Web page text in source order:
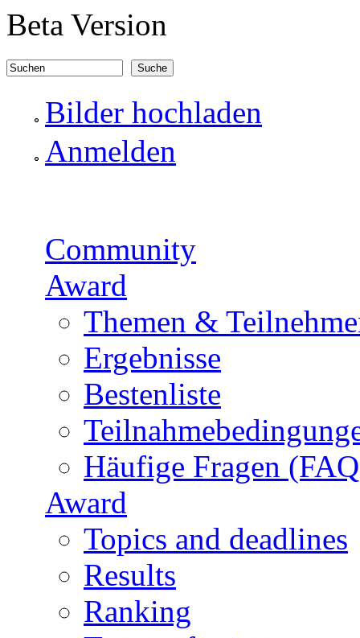
Direkt zum Inhalt
Beta Version
Suchformular
Bilder hochladen
Anmelden
Community
Award
Themen &
Ergebnisse
Bestenliste
Häufige Fragen
Award
Topics and deadlines
Results
Ranking